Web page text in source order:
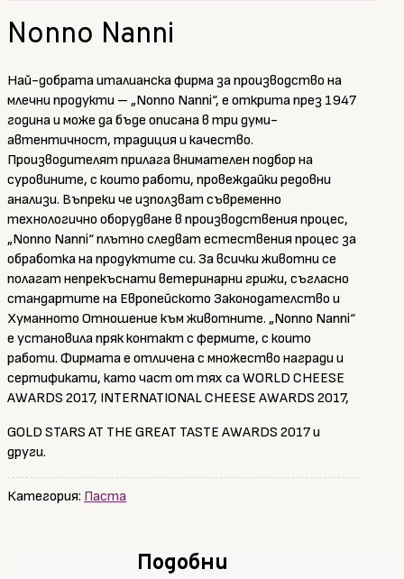
Nonno Nanni
Най-добрата италианска фирма за производство на
млечни продукти – „Nonno Nanni“, е открита през 1947
година и може да бъде описана в три думи-
автентичност, традиция и качество.
Производителят прилага внимателен подбор на
суровините, с които работи, провеждайки редовни
анализи. Въпреки че използват съвременно
технологично оборудване в производствения процес,
„Nonno Nanni“ плътно следват естествения процес за
обработка на продуктите си. За всички животни се
полагат непрекъснати ветеринарни грижи, съгласно
стандартите на Европейското Законодателство и
Хуманното Отношение към животните. „Nonno Nanni“
e установила пряк контакт с фермите, с които
работи. Фирмата е отличена с множество награди и
сертификати, като част от тях са WORLD CHEESE
AWARDS 2017, INTERNATIONAL CHEESE AWARDS 2017,
GOLD STARS AT THE GREAT TASTE AWARDS 2017 и
други.
Категория: Паста
Подобни